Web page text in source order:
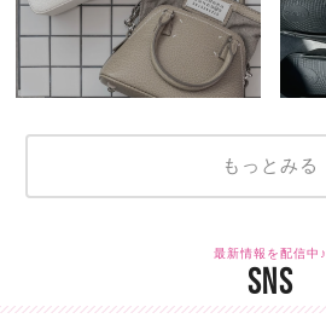
もっとみる
最新情報を配信中♪
SNS